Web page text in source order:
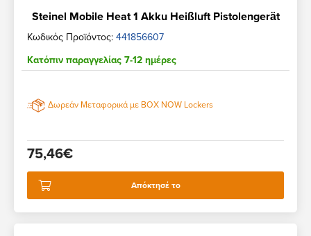
Steinel Mobile Heat 1 Akku Heißluft Pistolengerät
Κωδικός Προϊόντος: 441856607
Κατόπιν παραγγελίας 7-12 ημέρες
Δωρεάν Μεταφορικά με BOX NOW Lockers
75,46€
Απόκτησέ το